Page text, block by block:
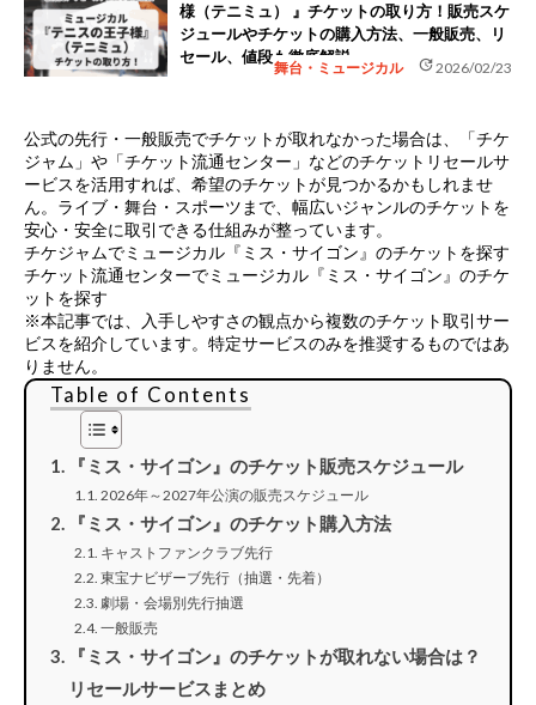
様（テニミュ） 』チケットの取り方！販売スケ
ジュールやチケットの購入方法、一般販売、リ
セール、値段も徹底解説
舞台・ミュージカル update2026/02/23
公式の先行・一般販売でチケットが取れなかった場合は、
「チケ
ジャム」や「チケット流通センター」などのチケットリセールサ
ービスを活用すれば、希望のチケットが見つかるかもしれませ
ん。ライブ・舞台・スポーツまで、幅広いジャンルのチケットを
安心・安全に取引できる仕組みが整っています。
チケジャムでミュージカル『ミス・サイゴン』のチケットを探す
チケット流通センターでミュージカル『ミス・サイゴン』のチケ
ットを探す
※本記事では、入手しやすさの観点から複数のチケット取引サー
ビスを紹介しています。特定サービスのみを推奨するものではあ
りません。
Table of Contents
『ミス・サイゴン』のチケット販売スケジュール
2026年～2027年公演の販売スケジュール
『ミス・サイゴン』のチケット購入方法
キャストファンクラブ先行
東宝ナビザーブ先行（抽選・先着）
劇場・会場別先行抽選
一般販売
『ミス・サイゴン』のチケットが取れない場合は？
リセールサービスまとめ